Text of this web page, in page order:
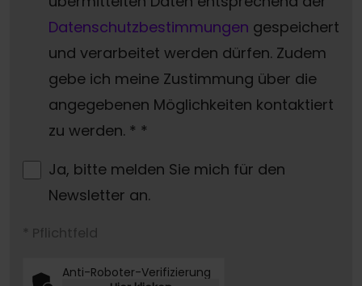
Datenschutzbestimmungen gespeichert
und verarbeitet werden dürfen. Zudem
gebe ich meine Zustimmung über die
angegebenen Möglichkeiten kontaktiert
zu werden. * *
Ja, bitte melden Sie mich für den
Newsletter an.
* Pflichtfeld
Anti-Roboter-Verifizierung